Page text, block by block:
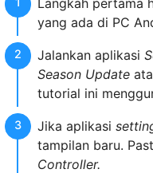
Langkah pertama
yang ada di PC
Jalankan aplikasi
Season Update
tutorial ini
Jika aplikasi
tampilan baru.
Controller.